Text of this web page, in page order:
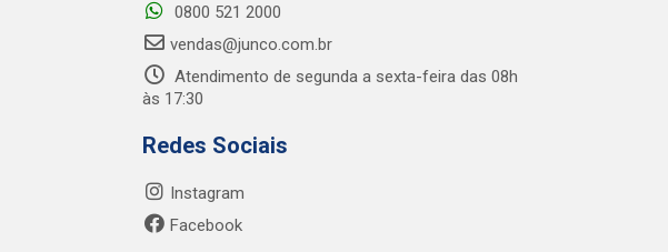
0800 521 2000
vendas@junco.com.br
Atendimento de segunda a sexta-feira das 08h
às 17:30
Redes Sociais
Instagram
Facebook